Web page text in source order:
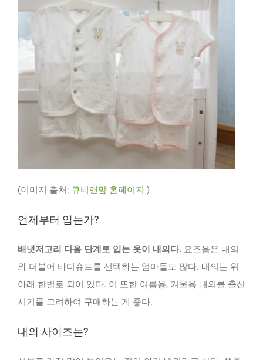
(이미지 출처: 큐비앤맘 홈페이지 )
언제부터 입는가?
배냇저고리 다음 단계로 입는 옷이 내의다. 요즈음은 내의
와 더불어 바디슈트를 선택하는 엄마들도 많다. 내의는 위
아래 한벌로 되어 있다. 이 또한 여름용, 겨울용 내의를 출산
시기를 고려하여 구매하는 게 좋다.
내의 사이즈는?